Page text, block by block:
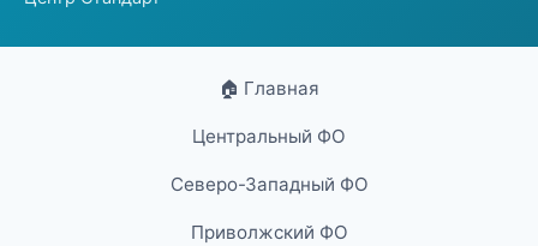
🏠 Главная
Центральный ФО
Северо-Западный ФО
Приволжский ФО